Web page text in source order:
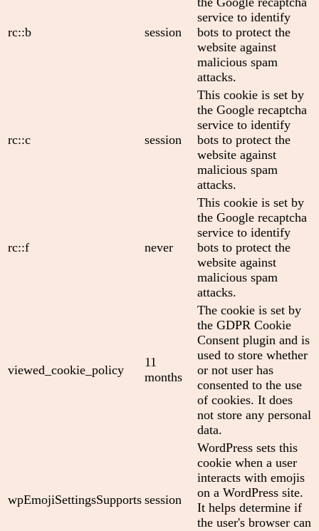
rc::b session
service to identify
bots to protect the
website against
malicious spam
attacks.
rc::c session
This cookie is set by
the Google recaptcha
service to identify
bots to protect the
website against
malicious spam
attacks.
rc::f never
This cookie is set by
the Google recaptcha
service to identify
bots to protect the
website against
malicious spam
attacks.
viewed_cookie_policy
11
months
The cookie is set by
the GDPR Cookie
Consent plugin and is
used to store whether
or not user has
consented to the use
of cookies. It does
not store any personal
data.
wpEmojiSettingsSupports session
WordPress sets this
cookie when a user
interacts with emojis
on a WordPress site.
It helps determine if
the user's browser can